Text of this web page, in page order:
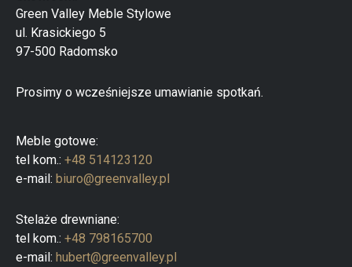
a
p
r
o
d
k
t
Green Valley Meble Stylowe
ul. Krasickiego 5
97-500 Radomsko
Prosimy o wcześniejsze umawianie spotkań.
Meble gotowe:
tel kom.: +48 514123120
e-mail: biuro@greenvalley.pl
Stelaże drewniane:
tel kom.: +48 798165700
e-mail: hubert@greenvalley.pl